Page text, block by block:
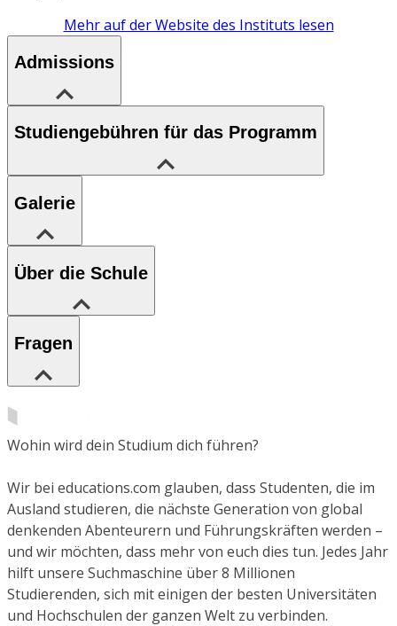
Mehr auf der Website des Instituts lesen
Admissions
Studiengebühren für das Programm
Galerie
Über die Schule
Fragen
Wohin wird dein Studium dich führen?
Wir bei educations.com glauben, dass Studenten, die im
Ausland studieren, die nächste Generation von global
denkenden Abenteurern und Führungskräften werden –
und wir möchten, dass mehr von euch dies tun. Jedes Jahr
hilft unsere Suchmaschine über 8 Millionen
Studierenden, sich mit einigen der besten Universitäten
und Hochschulen der ganzen Welt zu verbinden.